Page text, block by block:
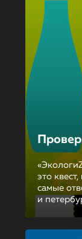
это
самые
и